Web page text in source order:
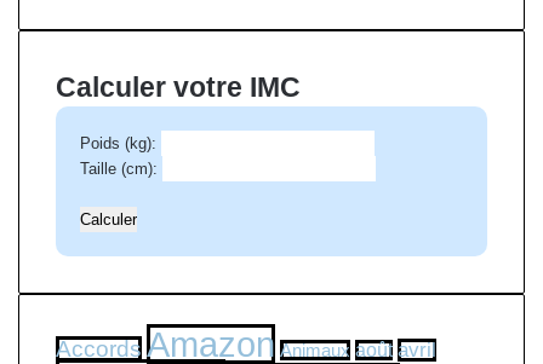
m
a
Calculer votre IMC
Poids (kg):
Taille (cm):
Accords Amazon Animaux août avril